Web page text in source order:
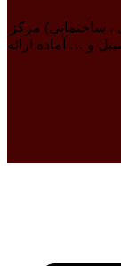
، ساختمانی) مرکز
و … آماده ارائه